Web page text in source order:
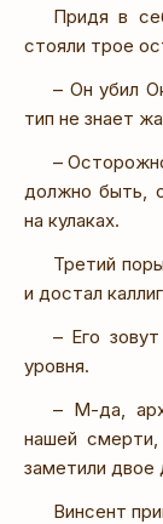
Придя в
стояли трое
– Он убил
тип не знает
–
должно быть,
на кулаках.
Третий
и достал
– Его
уровня.
– М-да,
нашей
заметили двое
Винсент